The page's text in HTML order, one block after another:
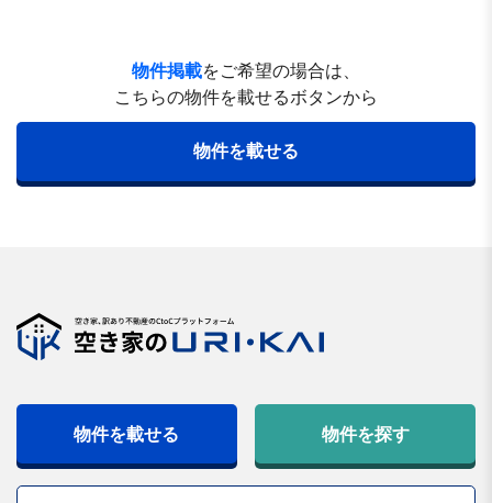
物件掲載をご希望の場合は、
こちらの物件を載せるボタンから
物件を載せる
物件を載せる 物件を探す